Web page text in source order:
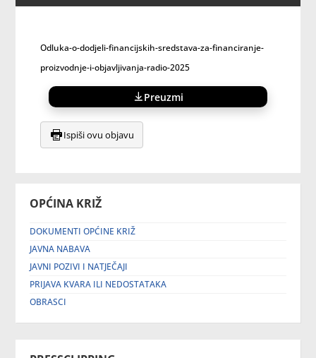
OPĆINA KRIŽ
DOKUMENTI OPĆINE KRIŽ
JAVNA NABAVA
JAVNI POZIVI I NATJEČAJI
PRIJAVA KVARA ILI NEDOSTATAKA
OBRASCI
Odluka-o-dodjeli-financijskih-sredstava-za-financiranje-
proizvodnje-i-objavljivanja-radio-2025
Preuzmi
Ispiši ovu objavu